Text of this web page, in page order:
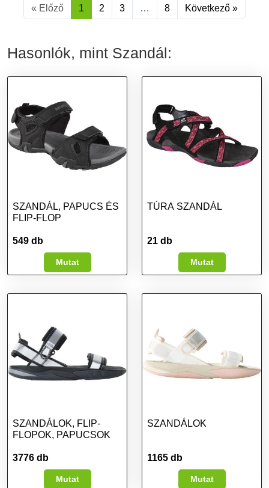
« Előző 1 2 3 … 8 Következő »
Hasonlók, mint Szandál:
SZANDÁL, PAPUCS ÉS
FLIP-FLOP
549 db
Mutat
TÚRA SZANDÁL
21 db
Mutat
SZANDÁLOK, FLIP-
FLOPOK, PAPUCSOK
3776 db
Mutat
SZANDÁLOK
1165 db
Mutat